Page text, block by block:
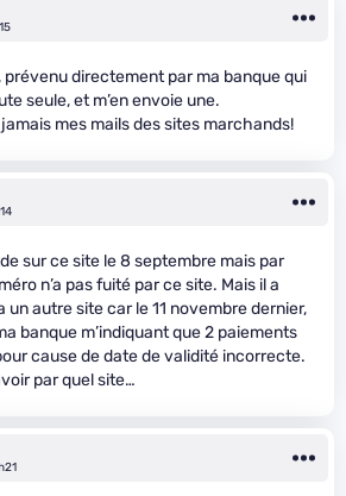
prévenu directement par ma banque qui
seule, et m’en envoie une.
mes mails des sites marchands!
sur ce site le 8 septembre mais par
n’a pas fuité par ce site. Mais il a
autre site car le 11 novembre dernier,
banque m’indiquant que 2 paiements
cause de date de validité incorrecte.
par quel site…